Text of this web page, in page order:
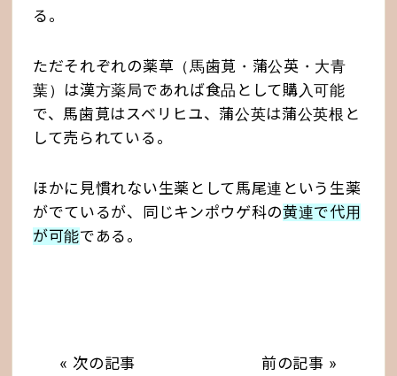
る。
ただそれぞれの薬草（馬歯莧・蒲公英・大青
葉）は漢方薬局であれば食品として購入可能
で、馬歯莧はスベリヒユ、蒲公英は蒲公英根と
して売られている。
ほかに見慣れない生薬として馬尾連という生薬
がでているが、同じキンポウゲ科の黄連で代用
が可能である。
« 次の記事 前の記事 »